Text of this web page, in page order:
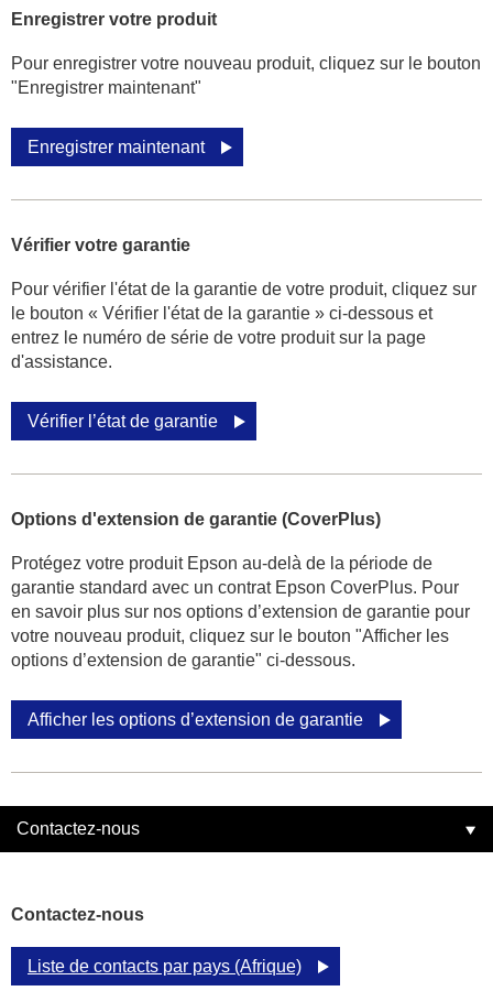
Enregistrer votre produit
Pour enregistrer votre nouveau produit, cliquez sur le bouton
"Enregistrer maintenant"
Enregistrer maintenant
Vérifier votre garantie
Pour vérifier l'état de la garantie de votre produit, cliquez sur
le bouton « Vérifier l'état de la garantie » ci-dessous et
entrez le numéro de série de votre produit sur la page
d'assistance.
Vérifier l’état de garantie
Options d'extension de garantie (CoverPlus)
Protégez votre produit Epson au-delà de la période de
garantie standard avec un contrat Epson CoverPlus. Pour
en savoir plus sur nos options d’extension de garantie pour
votre nouveau produit, cliquez sur le bouton "Afficher les
options d’extension de garantie" ci-dessous.
Afficher les options d’extension de garantie
Contactez-nous
Contactez-nous
Liste de contacts par pays (Afrique)